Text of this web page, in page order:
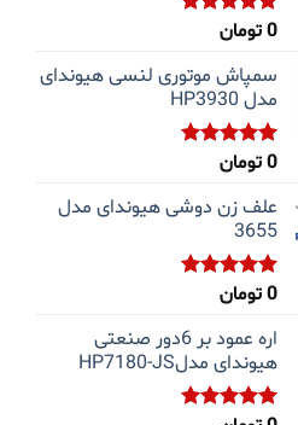
نمره5.00
0تومان
سمپاش موتوری لنسی هیوندای
مدل HP3930
نمره5.00
0تومان
علف زن دوشی هیوندای مدل
3655
نمره5.00
0تومان
اره عمود بر 6دور صنعتی
هیوندای مدلHP7180-JS